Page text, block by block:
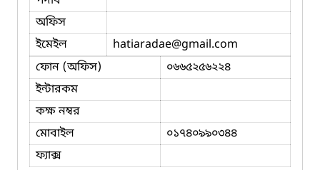
অফিস
ইমেইল
hatiaradae@gmail.com
ফোন (অফিস)
০৬৬৫২৫৬২২৪
ইন্টারকম
কক্ষ নম্বর
মোবাইল
০১৭৪০৯৯০৩৪৪
ফ্যাক্স